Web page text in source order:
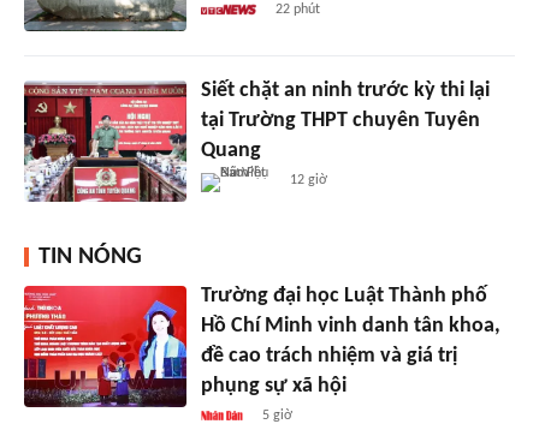
22 phút
Siết chặt an ninh trước kỳ thi lại
tại Trường THPT chuyên Tuyên
Quang
12 giờ
TIN NÓNG
Trường đại học Luật Thành phố
Hồ Chí Minh vinh danh tân khoa,
đề cao trách nhiệm và giá trị
phụng sự xã hội
5 giờ